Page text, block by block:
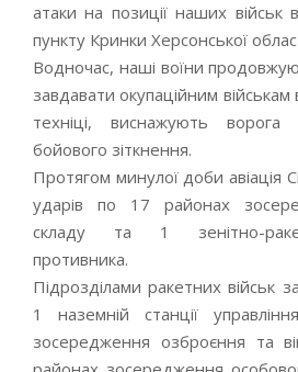
атаки на позиції наших військ
пункту Кринки Херсонської
Водночас, наші воїни
завдавати окупаційним військам
техніці, виснажують ворога
бойового зіткнення.
Протягом минулої доби авіація
ударів по 17 районах
складу та 1 зенітно-
противника.
Підрозділами ракетних військ
1 наземній станції
зосередження озброєння та